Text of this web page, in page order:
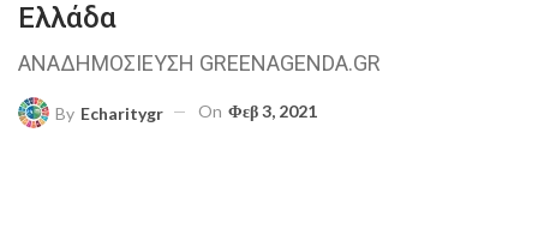
Ελλάδα
ΑΝΑΔΗΜΟΣΙΕΥΣΗ GREENAGENDA.GR
By Echaritygr On Φεβ 3, 2021